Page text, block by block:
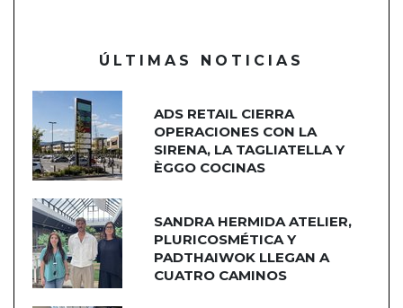
ÚLTIMAS NOTICIAS
ADS RETAIL CIERRA
OPERACIONES CON LA
SIRENA, LA TAGLIATELLA Y
ÈGGO COCINAS
SANDRA HERMIDA ATELIER,
PLURICOSMÉTICA Y
PADTHAIWOK LLEGAN A
CUATRO CAMINOS